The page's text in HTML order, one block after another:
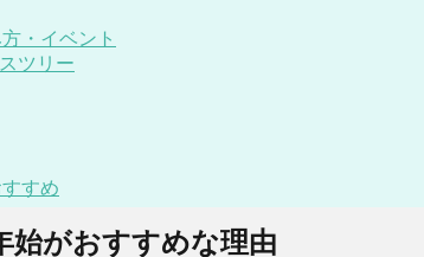
・イベント
ツリー
すめ
始がおすすめな理由